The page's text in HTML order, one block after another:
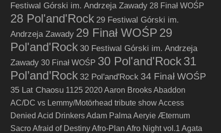
Festiwal Górski im. Andrzeja Zawady 28 Finał WOŚP
28 Pol'and'Rock 29 Festiwal Górski im.
Andrzeja Zawady 29 Finał WOŚP 29
Pol'and'Rock 30 Festiwal Górski im. Andrzeja
Zawady 30 Finał WOŚP 30 Pol'and'Rock31
Pol’and’Rock 32 Pol'and'Rock 34 Finał WOŚP
35 Lat Chaosu 1125 2020Aaron BrooksAbaddon
AC/DC vs Lemmy/Motörhead tribute showAccess
Denied Acid DrinkersAdam Palma Aeryie Æternum
SacroAfraid of DestinyAfro-Plan Afro Night vol.1 Agata